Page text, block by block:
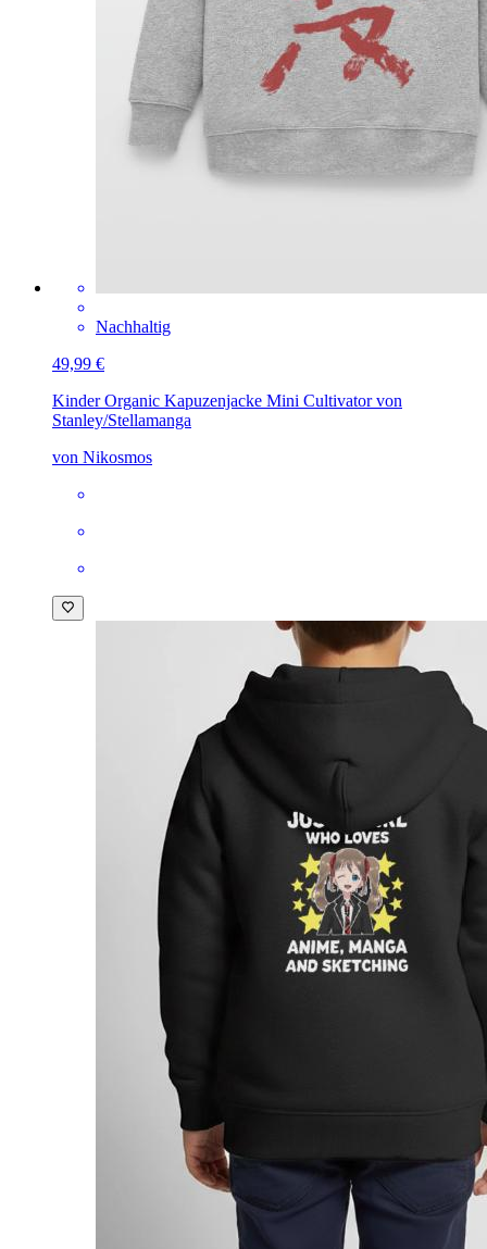
Nachhaltig
49,99 €
Kinder Organic Kapuzenjacke Mini Cultivator von
Stanley/Stellamanga
von Nikosmos